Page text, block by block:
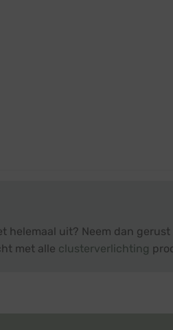
helemaal uit? Neem dan gerust
met alle clusterverlichting